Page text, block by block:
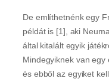
De említhetnénk egy
példát is [1], aki
által kitalált egyik
Mindegyiknek van egy
és ebből az egyiket